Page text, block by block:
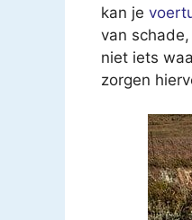
kan je
van
niet iets
zorgen